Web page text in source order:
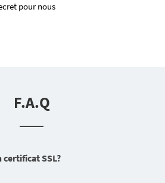
pour nous
F.A.Q
SSL?